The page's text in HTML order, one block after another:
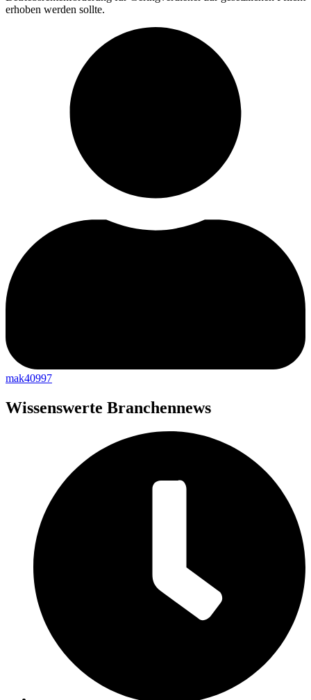
erhoben werden sollte.
mak40997
Wissenswerte Branchennews